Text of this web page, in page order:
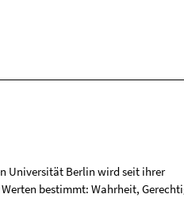
Universität Berlin wird seit ihrer
bestimmt: Wahrheit,